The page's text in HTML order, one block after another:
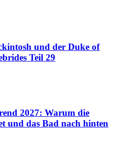
und der Duke of
Teil 29
2027: Warum die
und das Bad nach hinten